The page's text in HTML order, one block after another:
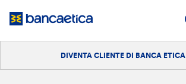
DIVENTA CLIENTE DI BANCA ETICA